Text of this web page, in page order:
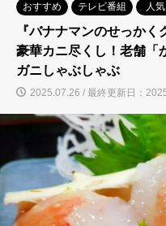
おすすめ
テレビ番組 人
『バナナマンのせっか
豪華カニ尽くし！老舗「
ガニしゃぶしゃぶ
2025.07.26 / 最終更新日：